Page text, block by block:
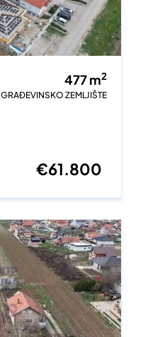
477m2
GRAĐEVINSKO ZEMLJIŠTE
€61.800